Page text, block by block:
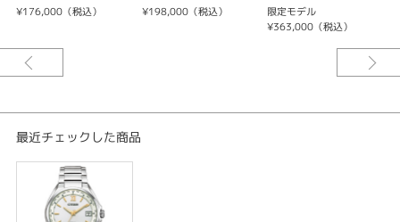
キャリバーNo/H149
重量:85g
厚み:9.3mm
ケースサイズ(横幅):38.0mm
ケース:スーパーチタニウム
表面処理:デュラテクトチタンカーバイト(シルバー色)
ガラス:サファイアガラス（無反射コーティング）
バンド:三ツ折れプッシュタイプ
¥176,000（税込） ¥198,000（税込）
限定モデル
¥363,000（税込）
最近チェックした商品